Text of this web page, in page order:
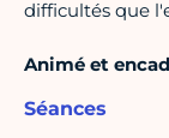
difficultés que
Animé et
Séances